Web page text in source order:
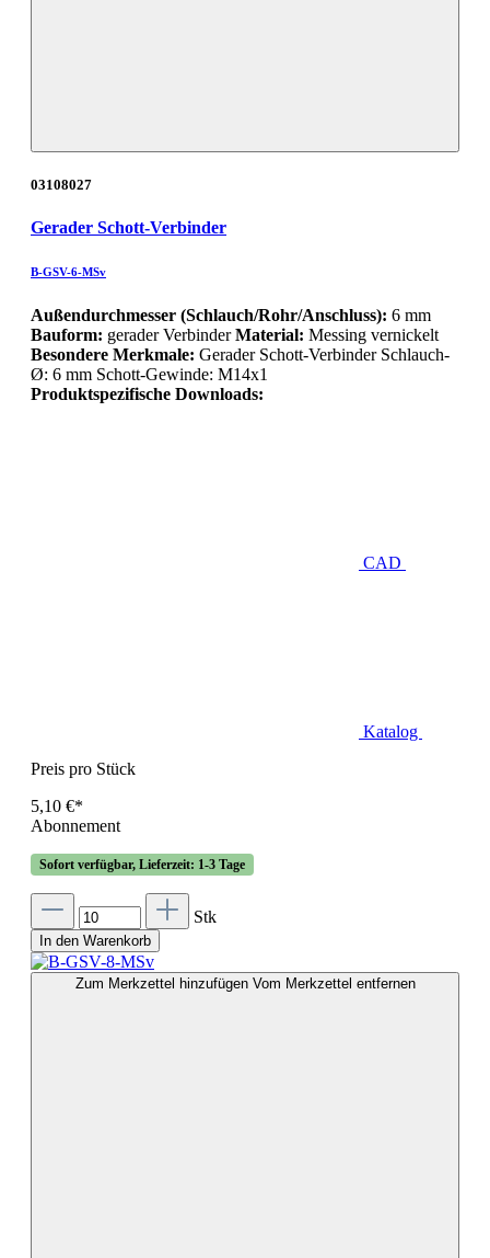
03108027
Gerader Schott-Verbinder
B-GSV-6-MSv
Außendurchmesser (Schlauch/Rohr/Anschluss): 6 mm
Bauform: gerader VerbinderMaterial: Messing vernickelt
Besondere Merkmale: Gerader Schott-Verbinder Schlauch-
Ø: 6 mm Schott-Gewinde: M14x1
Produktspezifische Downloads:
CAD
Katalog
Preis pro Stück
5,10 €*
Abonnement
Sofort verfügbar, Lieferzeit: 1-3 Tage
Stk
In den Warenkorb
Zum Merkzettel hinzufügen Vom Merkzettel entfernen